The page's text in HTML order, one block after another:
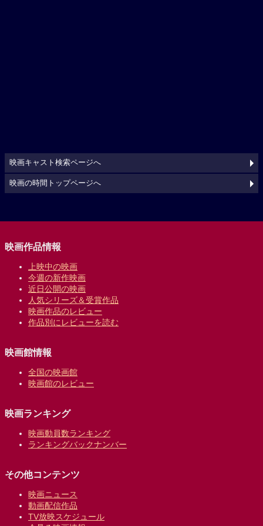
映画キャスト検索ページへ
映画の時間トップページへ
映画作品情報
上映中の映画
今週の新作映画
近日公開の映画
人気シリーズ＆受賞作品
映画作品のレビュー
作品別にレビューを読む
映画館情報
全国の映画館
映画館のレビュー
映画ランキング
映画動員数ランキング
ランキングバックナンバー
その他コンテンツ
映画ニュース
動画配信作品
TV放映スケジュール